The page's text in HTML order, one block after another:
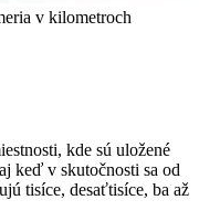
v kilometroch
kde sú uložené
keď v skutočnosti sa od
tisíce, desaťtisíce, ba až